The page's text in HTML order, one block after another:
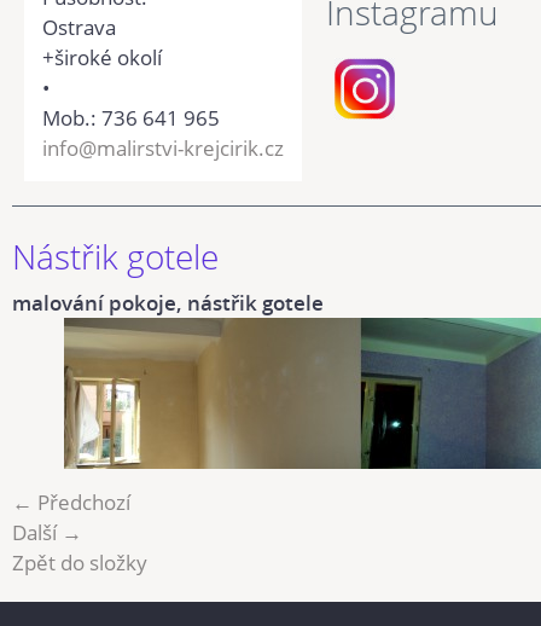
Ostrava
+široké okolí
•
Mob.: 736 641 965
info@malirstvi-krejcirik.cz
Instagramu
Nástřik gotele
malování pokoje, nástřik gotele
← Předchozí
Další →
Zpět do složky